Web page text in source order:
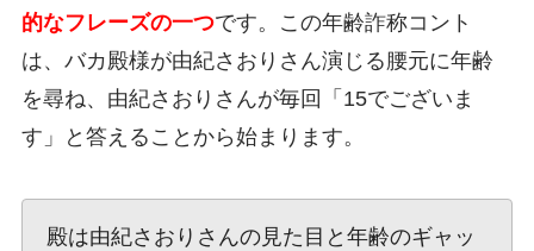
的なフレーズの一つです。この年齢詐称コント
は、バカ殿様が由紀さおりさん演じる腰元に年齢
を尋ね、由紀さおりさんが毎回「15でございま
す」と答えることから始まります。
殿は由紀さおりさんの見た目と年齢のギャッ